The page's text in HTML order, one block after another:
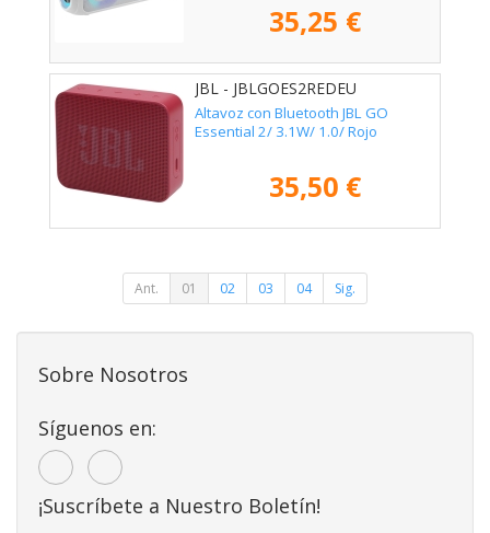
35,25 €
JBL - JBLGOES2REDEU
Altavoz con Bluetooth JBL GO
Essential 2/ 3.1W/ 1.0/ Rojo
35,50 €
Ant. 01 02 03 04 Sig.
Sobre Nosotros
Síguenos en:
¡Suscríbete a Nuestro Boletín!